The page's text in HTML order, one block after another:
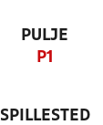
PULJE
P1
SPILLESTED